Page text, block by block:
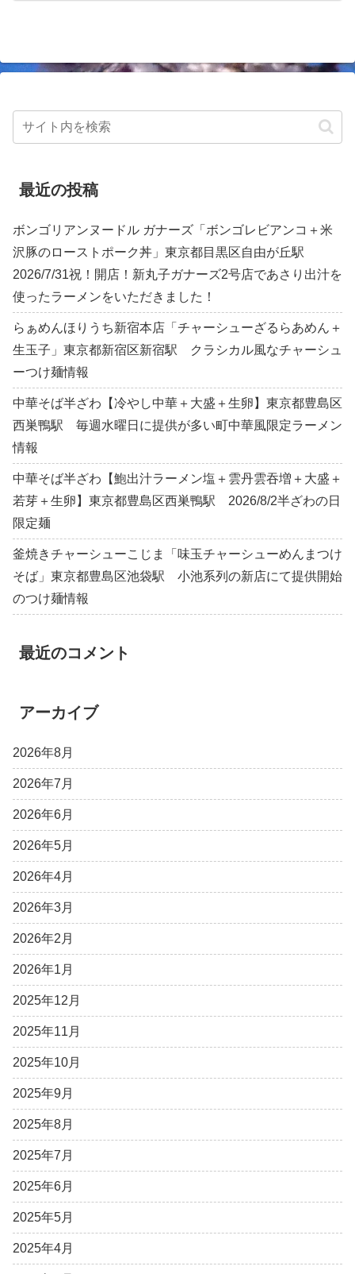
最近の投稿
ボンゴリアンヌードル ガナーズ「ボンゴレビアンコ＋米
沢豚のローストポーク丼」東京都目黒区自由が丘駅
2026/7/31祝！開店！新丸子ガナーズ2号店であさり出汁を
使ったラーメンをいただきました！
らぁめんほりうち新宿本店「チャーシューざるらあめん＋
生玉子」東京都新宿区新宿駅 クラシカル風なチャーシュ
ーつけ麺情報
中華そば半ざわ【冷やし中華＋大盛＋生卵】東京都豊島区
西巣鴨駅 毎週水曜日に提供が多い町中華風限定ラーメン
情報
中華そば半ざわ【鮑出汁ラーメン塩＋雲丹雲吞増＋大盛＋
若芽＋生卵】東京都豊島区西巣鴨駅 2026/8/2半ざわの日
限定麺
釜焼きチャーシューこじま「味玉チャーシューめんまつけ
そば」東京都豊島区池袋駅 小池系列の新店にて提供開始
のつけ麺情報
最近のコメント
アーカイブ
2026年8月
2026年7月
2026年6月
2026年5月
2026年4月
2026年3月
2026年2月
2026年1月
2025年12月
2025年11月
2025年10月
2025年9月
2025年8月
2025年7月
2025年6月
2025年5月
2025年4月